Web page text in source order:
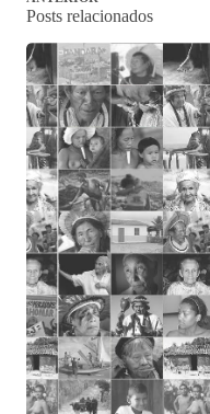
Posts relacionados